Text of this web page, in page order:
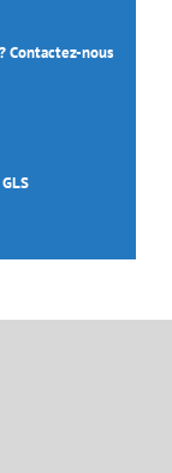
Contactez-nous